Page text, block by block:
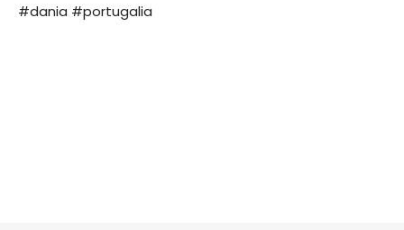
#dania #portugalia